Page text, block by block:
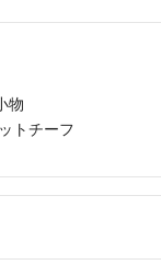
物
トチーフ